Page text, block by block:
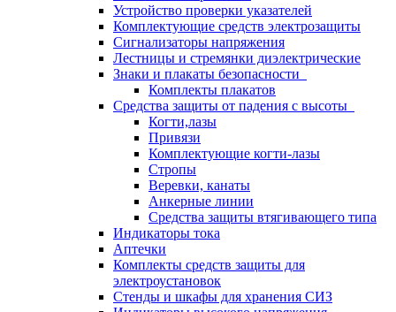
Устройство проверки указателей
Комплектующие средств электрозащиты
Сигнализаторы напряжения
Лестницы и стремянки диэлектрические
Знаки и плакаты безопасности
Комплекты плакатов
Средства защиты от падения с высоты
Когти,лазы
Привязи
Комплектующие когти-лазы
Стропы
Веревки, канаты
Анкерные линии
Средства защиты втягивающего типа
Индикаторы тока
Аптечки
Комплекты средств защиты для
электроустановок
Стенды и шкафы для хранения СИЗ